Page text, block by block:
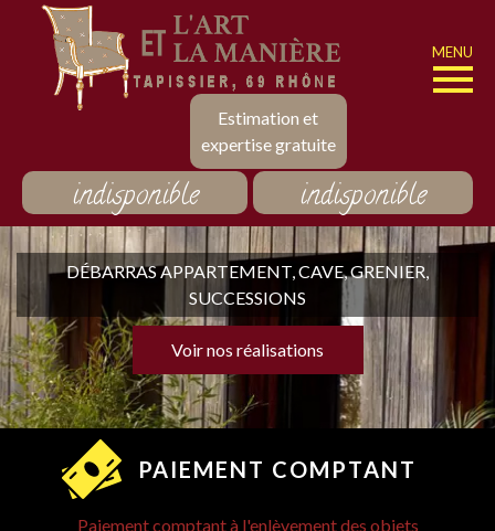
Estimation et
expertise gratuite
MENU
indisponible indisponible
DÉBARRAS APPARTEMENT, CAVE, GRENIER,
SUCCESSIONS
Voir nos réalisations
PAIEMENT COMPTANT
Paiement comptant à l'enlèvement des objets